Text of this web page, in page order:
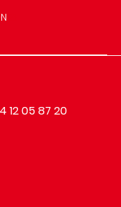
12 05 87 20